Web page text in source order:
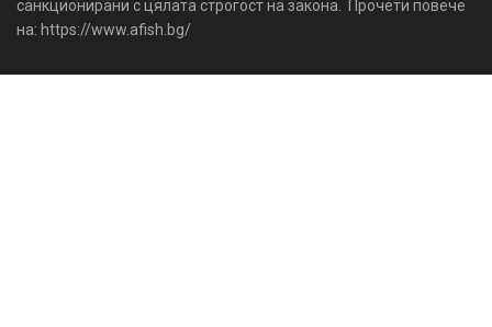
санкционирани с цялата строгост на закона. Прочети повече
на: https://www.afish.bg/